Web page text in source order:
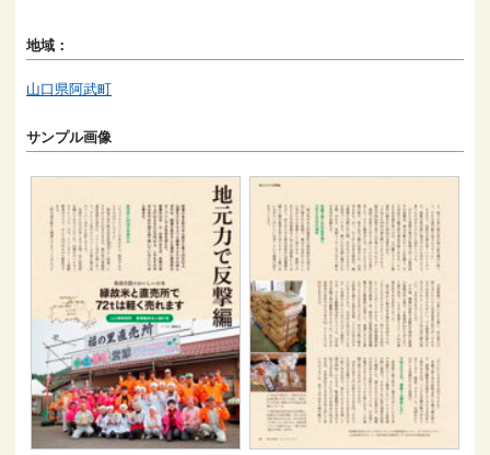
地域：
山口県阿武町
サンプル画像